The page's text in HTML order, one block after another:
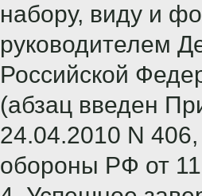
набору, виду и
руководителем
Российской
(абзац введен
24.04.2010 N
обороны РФ от